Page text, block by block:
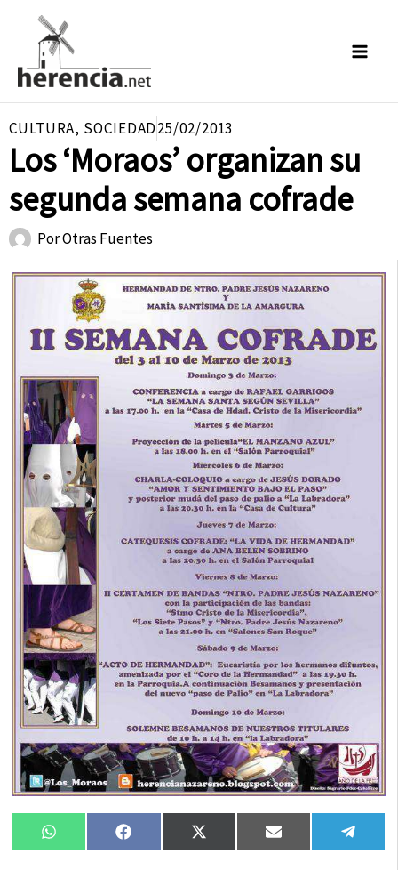
contenido
CULTURA, SOCIEDAD25/02/2013
Los ‘Moraos’ organizan su
segunda semana cofrade
PorOtras Fuentes
Compartir
en
WhatsAppCompartir
en
FacebookCompartir
en
X
(Twitter)
Compartir
en
Email
en